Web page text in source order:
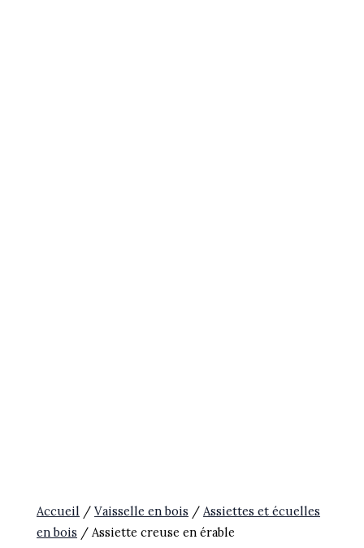
Accueil /Vaisselle en bois /Assiettes et écuelles
en bois / Assiette creuse en érable